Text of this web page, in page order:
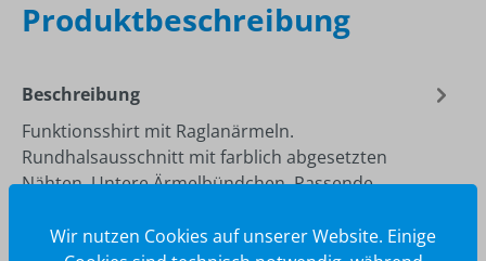
Produktbeschreibung
Beschreibung
Funktionsshirt mit Raglanärmeln.
Rundhalsausschnitt mit farblich abgesetzten
Nähten. Untere Ärmelbündchen. Passende
Wir nutzen Cookies auf unserer Website. Einige